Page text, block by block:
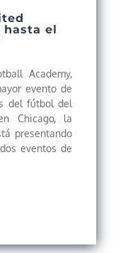
hasta el
Academy,
evento de
del fútbol del
Chicago, la
presentando
eventos de